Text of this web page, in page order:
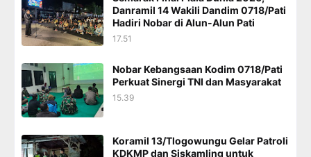
Danramil 14 Wakili Dandim 0718/Pati
Hadiri Nobar di Alun-Alun Pati
17.51
Nobar Kebangsaan Kodim 0718/Pati
Perkuat Sinergi TNI dan Masyarakat
15.39
Koramil 13/Tlogowungu Gelar Patroli
KDKMP dan Siskamling untuk